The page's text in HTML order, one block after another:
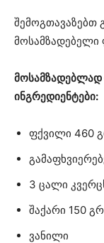
შემოგთავაზებთ
მოსამზადებელი
მოსამზადებლად
ინგრედიენტები:
ფქვილი 460
3 ცალი
შაქარი 150 გრ
ვანილი